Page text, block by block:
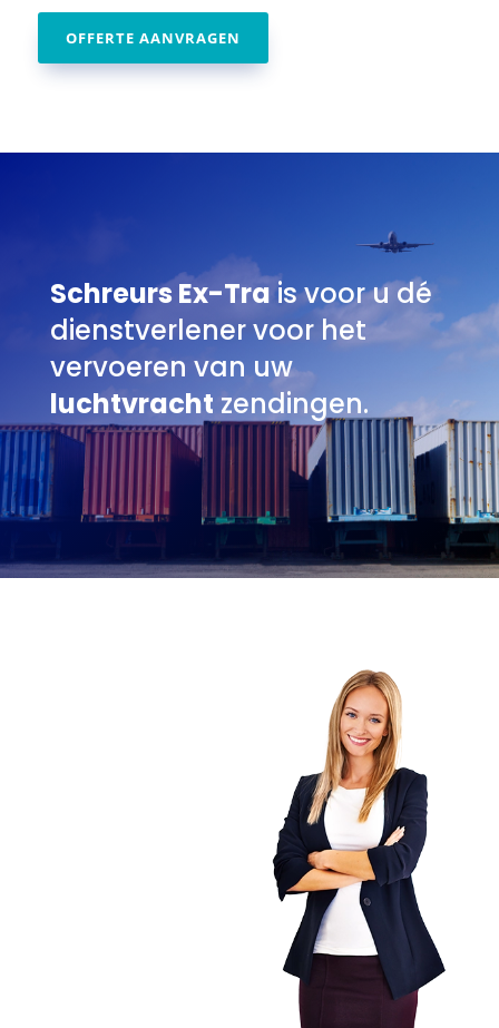
OFFERTE AANVRAGEN
Schreurs Ex-Trais voor u dé
dienstverlener voor het
vervoeren van uw
luchtvracht zendingen.